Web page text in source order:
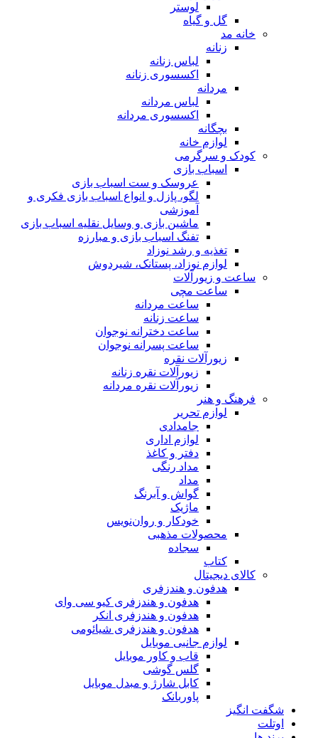
لوستر
گل و گیاه
خانه مد
زنانه
لباس زنانه
اکسسوری زنانه
مردانه
لباس مردانه
اکسسوری مردانه
بچگانه
لوازم خانه
کودک و سرگرمی
اسباب بازی
عروسک و ست اسباب بازی
لگو، پازل و انواع اسباب بازی فکری و
آموزشی
ماشین بازی و وسایل نقلیه اسباب بازی
تفنگ اسباب بازی و مبارزه
تغذیه و رشد نوزاد
لوازم نوزاد، پستانک، شیردوش
ساعت و زیور‌آلات
ساعت مچی
ساعت مردانه
ساعت زنانه
ساعت دخترانه نوجوان
ساعت پسرانه نوجوان
زیورآلات نقره
زیورآلات نقره زنانه
زیورآلات نقره مردانه
فرهنگ و هنر
لوازم تحریر
جامدادی
لوازم اداری
دفتر و کاغذ
مداد رنگی
مداد
گواش و آبرنگ
ماژیک
خودکار و روان‌نویس
محصولات مذهبی
سجاده
کتاب
کالای دیجیتال
هدفون و هندزفری
هدفون و هندزفری کیو سی وای
هدفون و هندزفری انکر
هدفون و هندزفری شیائومی
لوازم جانبی موبایل
قاب و کاور موبایل
گلس گوشی
کابل شارژ و مبدل موبایل
پاوربانک
شگفت انگیز
اوتلت